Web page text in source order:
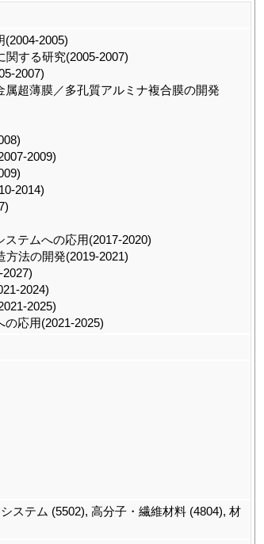
2005)
する研究(2005-2007)
2007)
超薄膜／多孔質アルミナ複合膜の開発
2009)
2014)
テムへの応用(2017-2020)
法の開発(2019-2021)
2024)
2025)
応用(2021-2025)
ステム (5502), 高分子・繊維材料 (4804), 材